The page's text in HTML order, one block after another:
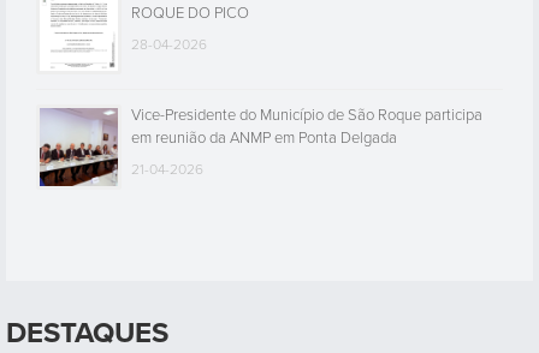
ROQUE DO PICO
28-04-2026
Vice-Presidente do Município de São Roque participa
em reunião da ANMP em Ponta Delgada
21-04-2026
DESTAQUES